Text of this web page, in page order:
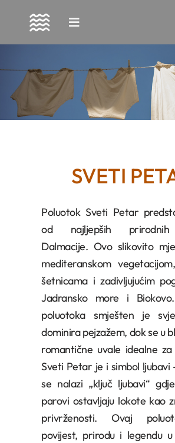
to
SVETI
Poluotok Sveti Petar
od najljepših prirodnih
Dalmacije. Ovo slikovito
mediteranskom
šetnicama i zadivljujućim
Jadransko more i
poluotoka smješten je
dominira pejzažem, dok se u
romantične uvale idealne za
Sveti Petar je i simbol ljubavi
se nalazi „ključ ljubavi“
parovi ostavljaju lokote kao
privrženosti. Ovaj
povijest, prirodu i legendu u